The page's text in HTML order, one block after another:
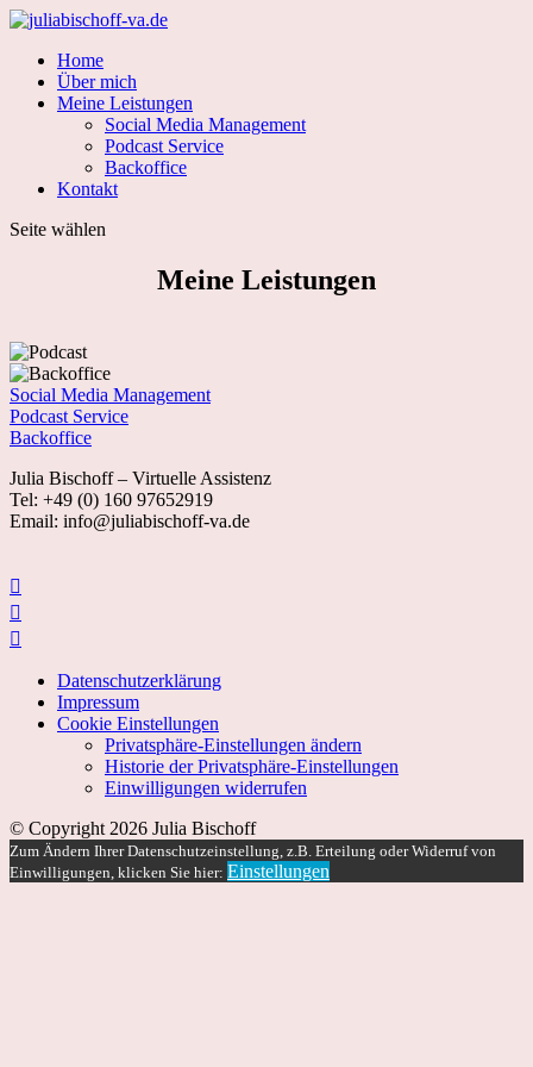
Home
Über mich
Meine Leistungen
Social Media Management
Podcast Service
Backoffice
Kontakt
Seite wählen
Meine Leistungen
Social Media Management
Podcast Service
Backoffice
Julia Bischoff – Virtuelle Assistenz
Tel: +49 (0) 160 97652919
Email: info@juliabischoff-va.de



Datenschutzerklärung
Impressum
Cookie Einstellungen
Privatsphäre-Einstellungen ändern
Historie der Privatsphäre-Einstellungen
Einwilligungen widerrufen
© Copyright 2026 Julia Bischoff
Zum Ändern Ihrer Datenschutzeinstellung, z.B. Erteilung oder Widerruf von
Einwilligungen, klicken Sie hier: Einstellungen